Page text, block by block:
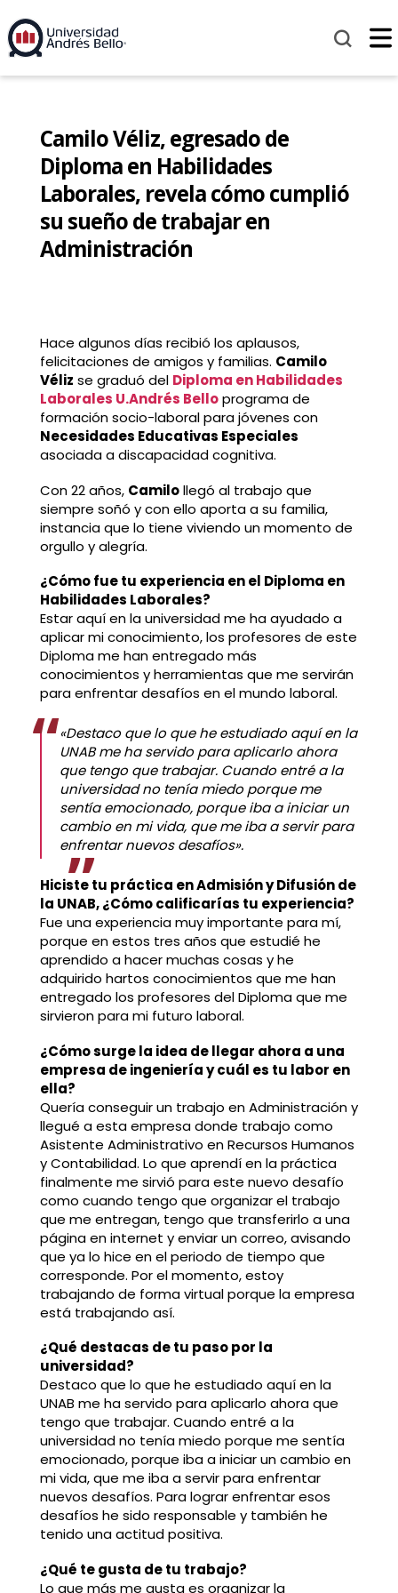
Camilo Véliz, egresado de
Diploma en Habilidades
Laborales, revela cómo cumplió
su sueño de trabajar en
Administración
Hace algunos días recibió los aplausos,
felicitaciones de amigos y familias. Camilo
Véliz se graduó del Diploma en Habilidades
Laborales U.Andrés Belloprograma de
formación socio-laboral para jóvenes con
Necesidades Educativas Especiales
asociada a discapacidad cognitiva.
Con 22 años, Camilollegó al trabajo que
siempre soñó y con ello aporta a su familia,
instancia que lo tiene viviendo un momento de
orgullo y alegría.
¿Cómo fue tu experiencia en el Diploma en
Habilidades Laborales?
Estar aquí en la universidad me ha ayudado a
aplicar mi conocimiento, los profesores de este
Diploma me han entregado más
conocimientos y herramientas que me servirán
para enfrentar desafíos en el mundo laboral.
«Destaco que lo que he estudiado aquí en la
UNAB me ha servido para aplicarlo ahora
que tengo que trabajar. Cuando entré a la
universidad no tenía miedo porque me
sentía emocionado, porque iba a iniciar un
cambio en mi vida, que me iba a servir para
enfrentar nuevos desafíos».
Hiciste tu práctica en Admisión y Difusión de
la UNAB, ¿Cómo calificarías tu experiencia?
Fue una experiencia muy importante para mí,
porque en estos tres años que estudié he
aprendido a hacer muchas cosas y he
adquirido hartos conocimientos que me han
entregado los profesores del Diploma que me
sirvieron para mi futuro laboral.
¿Cómo surge la idea de llegar ahora a una
empresa de ingeniería y cuál es tu labor en
ella?
Quería conseguir un trabajo en Administración y
llegué a esta empresa donde trabajo como
Asistente Administrativo en Recursos Humanos
y Contabilidad. Lo que aprendí en la práctica
finalmente me sirvió para este nuevo desafío
como cuando tengo que organizar el trabajo
que me entregan, tengo que transferirlo a una
página en internet y enviar un correo, avisando
que ya lo hice en el periodo de tiempo que
corresponde. Por el momento, estoy
trabajando de forma virtual porque la empresa
está trabajando así.
¿Qué destacas de tu paso por la
universidad?
Destaco que lo que he estudiado aquí en la
UNAB me ha servido para aplicarlo ahora que
tengo que trabajar. Cuando entré a la
universidad no tenía miedo porque me sentía
emocionado, porque iba a iniciar un cambio en
mi vida, que me iba a servir para enfrentar
nuevos desafíos. Para lograr enfrentar esos
desafíos he sido responsable y también he
tenido una actitud positiva.
¿Qué te gusta de tu trabajo?
Lo que más me gusta es organizar la